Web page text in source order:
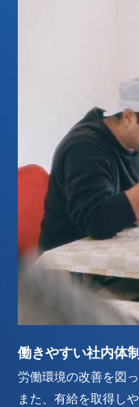
働きやすい社内体
労働環境の改善を図
また、有給を取得し